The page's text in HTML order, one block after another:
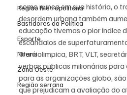
Região Metropolitana
Bastidores da Política
Esporte
Niterói
Zona Oeste
Região serrana
como nunca em sua história, o
desordem urbana também
educação tivemos o pior índice
escândalos de
Transolimpica, BRT, VLT,
verbas publicas milionárias para
para as organizações globo,
que prejudicam a avaliação do